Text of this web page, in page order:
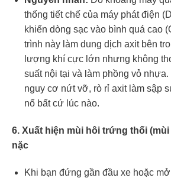
thống tiết chế của máy phát điện
khiến dòng sạc vào bình quá cao
trình này làm dung dịch axit bên
lượng khí cực lớn nhưng không
suất nội tại và làm phồng vỏ
nguy cơ nứt vỡ, rò rỉ axit làm sập
nổ bất cứ lúc nào.
6. Xuất hiện mùi hôi trứng thối
nặc
Khi bạn đứng gần đầu xe hoặc